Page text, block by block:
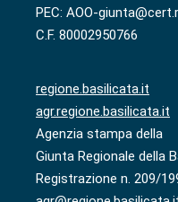
PEC: AOO-
C.F. 80002950766
regione.basilicata.it
agr.regione.basilicata.it
Agenzia stampa della
Giunta Regionale della
Registrazione n. 209/